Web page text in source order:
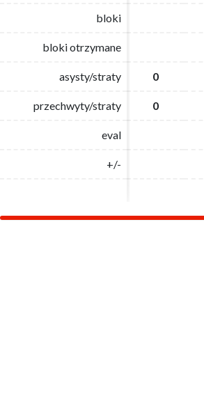
bloki
bloki otrzymane
asysty/straty 0
przechwyty/straty 0
eval
+/-
bloki
bloki otrzymane
asysty/straty 0
przechwyty/straty 0
eval
+/-